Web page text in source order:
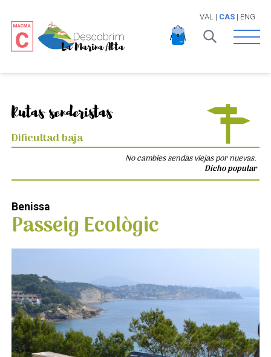
VAL | CAS| ENG
Open
Rutas senderistas
Dificultad baja
No cambies sendas viejas por nuevas.
Dicho popular
Benissa
Passeig Ecològic